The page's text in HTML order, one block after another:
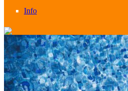
Info